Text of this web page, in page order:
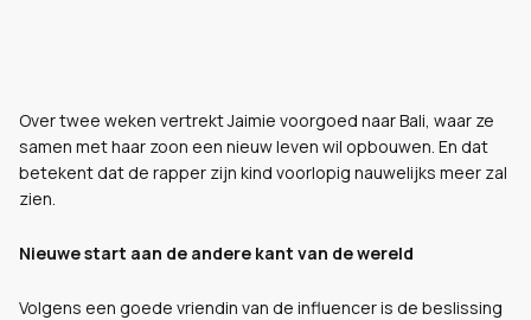
Over twee weken vertrekt Jaimie voorgoed naar Bali, waar ze
samen met haar zoon een nieuw leven wil opbouwen. En dat
betekent dat de rapper zijn kind voorlopig nauwelijks meer zal
zien.
Nieuwe start aan de andere kant van de wereld
Volgens een goede vriendin van de influencer is de beslissing